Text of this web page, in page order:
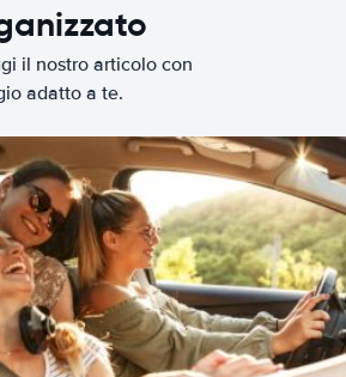
il nostro articolo con
adatto a te.